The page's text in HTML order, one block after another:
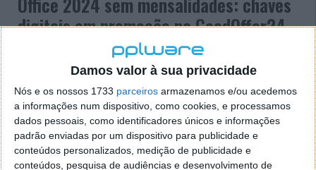
Damos valor à sua privacidade
Nós e os nossos 1733 parceiros armazenamos e/ou acedemos
a informações num dispositivo, como cookies, e processamos
dados pessoais, como identificadores únicos e informações
padrão enviadas por um dispositivo para publicidade e
conteúdos personalizados, medição de publicidade e
conteúdos, pesquisa de audiências e desenvolvimento de
digitais em promoção na GoodOffer24
Pagar todos os meses por ferramentas que já eram
compradas de uma vez tornou-se a norma, mas nem
todos os utilizadores precisam de uma subscrição
para trabalhar com Word, Excel ou PowerPoint. Para
quem prefere pagar uma única vez e usar o software
sem prazos, a GoodOffer24 tem em campanha o novo